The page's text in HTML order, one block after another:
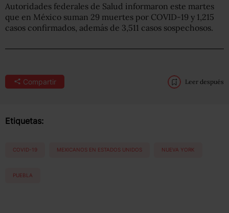
Autoridades federales de Salud informaron este martes
que en México suman 29 muertes por COVID-19 y 1,215
casos confirmados, además de 3,511 casos sospechosos.
Compartir Leer después
Etiquetas:
COVID-19 MEXICANOS EN ESTADOS UNIDOS NUEVA YORK
PUEBLA